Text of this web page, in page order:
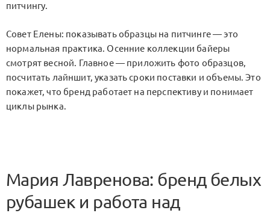
питчингу.
Совет Елены: показывать образцы на питчинге — это
нормальная практика. Осенние коллекции байеры
смотрят весной. Главное — приложить фото образцов,
посчитать лайншит, указать сроки поставки и объемы. Это
покажет, что бренд работает на перспективу и понимает
циклы рынка.
Мария Лавренова: бренд белых
рубашек и работа над